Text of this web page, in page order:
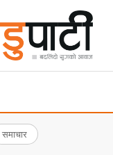
समाचार